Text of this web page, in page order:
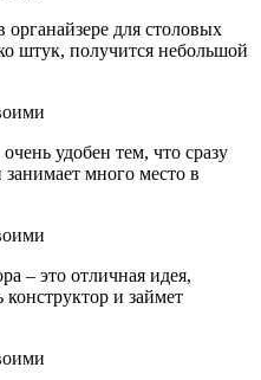
для столовых
штук, получится небольшой
удобен тем, что сразу
много место в
– это отличная идея,
конструктор и займет